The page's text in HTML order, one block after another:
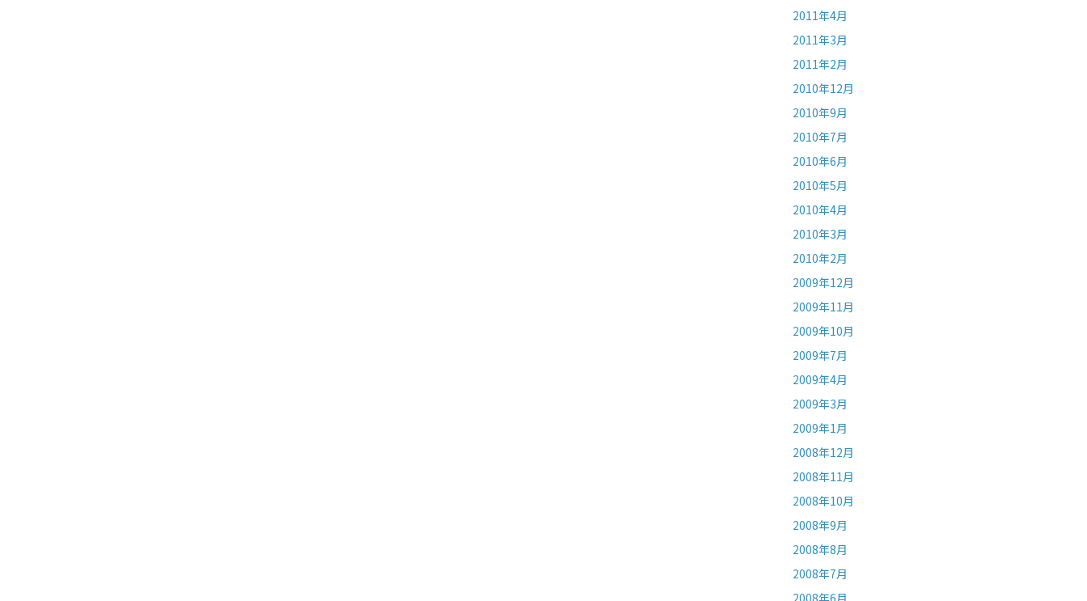
2011年4月
2011年3月
2011年2月
2010年12月
2010年9月
2010年7月
2010年6月
2010年5月
2010年4月
2010年3月
2010年2月
2009年12月
2009年11月
2009年10月
2009年7月
2009年4月
2009年3月
2009年1月
2008年12月
2008年11月
2008年10月
2008年9月
2008年8月
2008年7月
2008年6月